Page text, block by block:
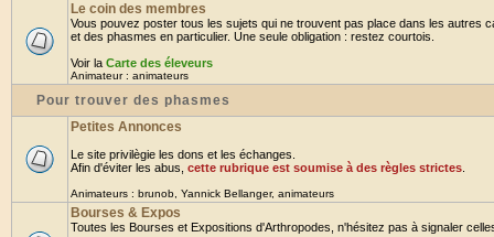
Le coin des membres
Vous pouvez poster tous les sujets qui ne trouvent pas place dans les autres
et des phasmes en particulier. Une seule obligation : restez courtois.
Voir la Carte des éleveurs
Animateur : animateurs
Pour trouver des phasmes
Petites Annonces
Le site privilègie les dons et les échanges.
Afin d'éviter les abus, cette rubrique est soumise à des règles strictes
Animateurs : brunob Yannick Bellanger, animateurs
Bourses & Expos
Toutes les Bourses et Expositions d'Arthropodes, n'hésitez pas à signaler